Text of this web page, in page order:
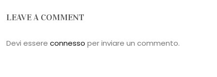
LEAVE A COMMENT
Devi essereconnesso per inviare un commento.